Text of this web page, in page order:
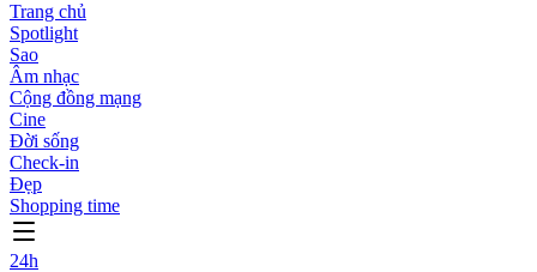
Trang chủ
Spotlight
Sao
Âm nhạc
Cộng đồng mạng
Cine
Đời sống
Check-in
Đẹp
Shopping time
24h